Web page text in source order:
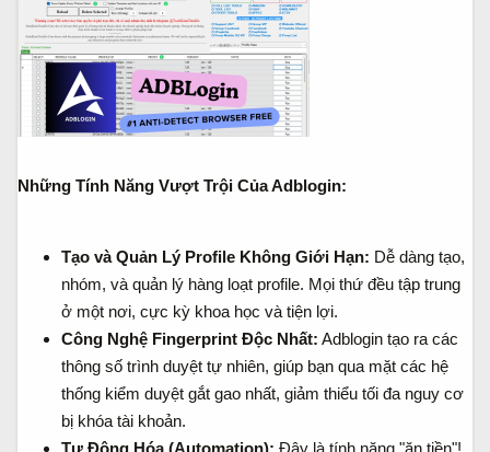
Những Tính Năng Vượt Trội Của Adblogin:
Tạo và Quản Lý Profile Không Giới Hạn: Dễ dàng tạo,
nhóm, và quản lý hàng loạt profile. Mọi thứ đều tập trung
ở một nơi, cực kỳ khoa học và tiện lợi.
Công Nghệ Fingerprint Độc Nhất: Adblogin tạo ra các
thông số trình duyệt tự nhiên, giúp bạn qua mặt các hệ
thống kiểm duyệt gắt gao nhất, giảm thiểu tối đa nguy cơ
bị khóa tài khoản.
Tự Động Hóa (Automation): Đây là tính năng "ăn tiền"!